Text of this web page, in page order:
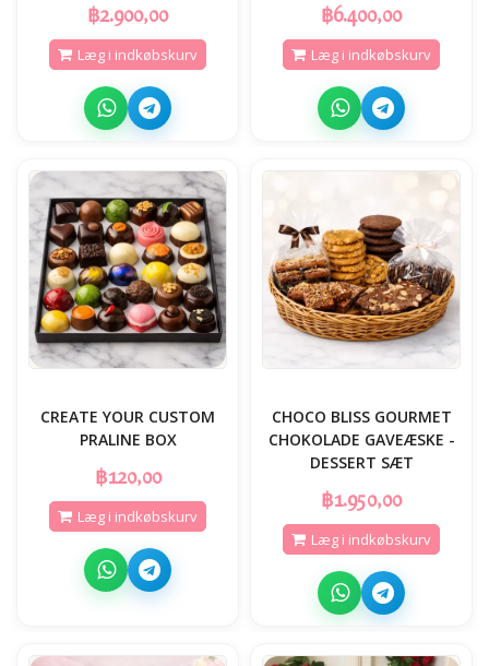
฿2.900,00
Læg i indkøbskurv
฿6.400,00
Læg i indkøbskurv
CREATE YOUR CUSTOM
PRALINE BOX
฿120,00
Læg i indkøbskurv
CHOCO BLISS GOURMET
CHOKOLADE GAVEÆSKE -
DESSERT SÆT
฿1.950,00
Læg i indkøbskurv